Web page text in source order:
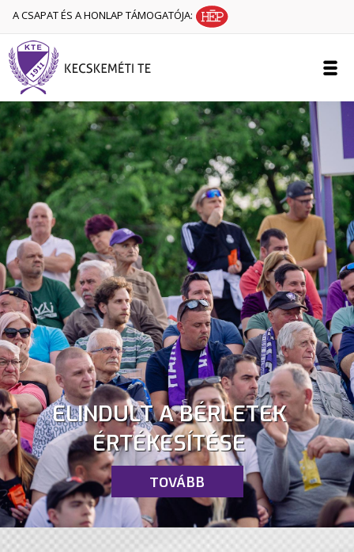
A CSAPAT ÉS A HONLAP TÁMOGATÓJA:
ELINDULT A BÉRLETEK
ÉRTÉKESÍTÉSE
TOVÁBB